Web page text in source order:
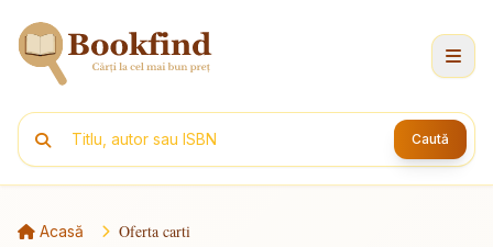
Caută
Acasă Oferta carti